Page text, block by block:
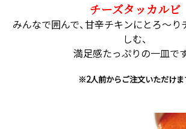
チーズタッカルビ
みんなで囲んで、甘辛チキンにとろ～
しむ、
満足感たっぷりの一皿です
※2人前からご注文いただけま